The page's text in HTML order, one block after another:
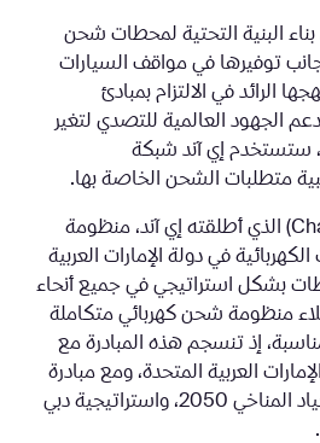
البنية التحتية لمحطات شحن
جانب توفيرها في مواقف السيارات
الرائد في الالتزام بمبادئ
الجهود العالمية للتصدي لتغير
ستستخدم إي آند شبكة
ويعد مشروع (Charge& Go) الذي أطلقته إي آند، منظومة
في دولة الإمارات العربية
بشكل استراتيجي في جميع أنحاء
منظومة شحن كهربائي متكاملة
إذ تنسجم هذه المبادرة مع
العربية المتحدة، ومع مبادرة
الإمارات الاستراتيجية للحياد المناخي 2050، واستراتيجية دبي